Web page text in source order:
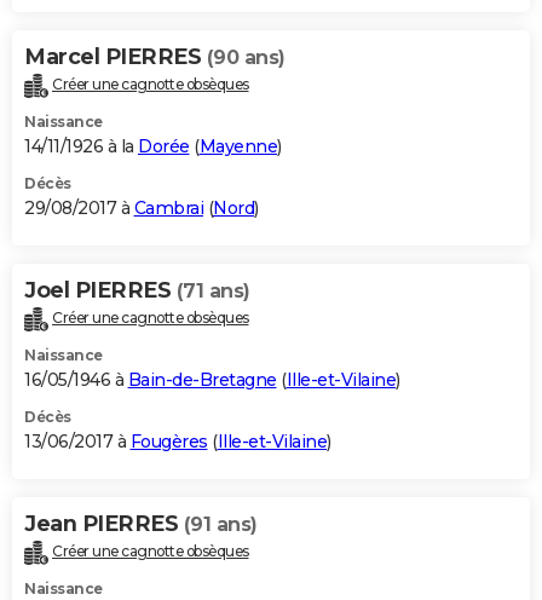
Marcel PIERRES (90 ans)
Créer une cagnotte obsèques
Naissance
14/11/1926 à la Dorée (Mayenne)
Décès
29/08/2017 à Cambrai (Nord)
Joel PIERRES (71 ans)
Créer une cagnotte obsèques
Naissance
16/05/1946 à Bain-de-Bretagne (Ille-et-Vilaine)
Décès
13/06/2017 à Fougères (Ille-et-Vilaine)
Jean PIERRES (91 ans)
Créer une cagnotte obsèques
Naissance